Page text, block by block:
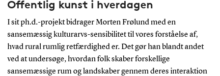
Offentlig kunst i hverdagen
I sit ph.d.-projekt bidrager Morten Frølund med en
sansemæssig kulturarvs-sensibilitet til vores forståelse af,
hvad rural rumlig retfærdighed er. Det gør han blandt andet
ved at undersøge, hvordan folk skaber forskellige
sansemæssige rum og landskaber gennem deres interaktion